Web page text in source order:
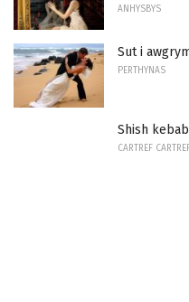
ANHYSBYS
Sut i
PERTHYNAS
Shish
CARTREF CARTREF